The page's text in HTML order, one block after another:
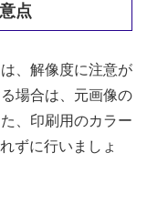
点
、解像度に注意が
場合は、元画像の
、印刷用のカラー
ずに行いましょ